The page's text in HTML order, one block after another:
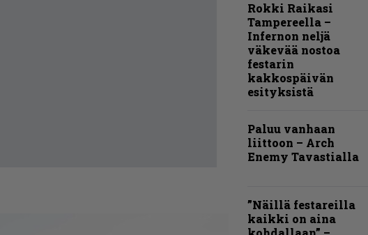
Rokki Raikasi
Tampereella –
Infernon neljä
väkevää nostoa
festarin
kakkospäivän
esityksistä
Paluu vanhaan
liittoon – Arch
Enemy Tavastialla
”Näillä festareilla
kaikki on aina